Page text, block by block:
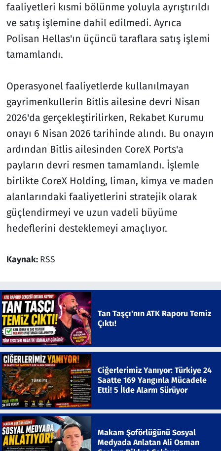
faaliyetleri kısmi bölünme yoluyla ayrıştırıldı
ve satış işlemine dahil edilmedi. Ayrıca
Polisan Hellas'ın üçüncü taraflara satış işlemi
tamamlandı.
Operasyonel faaliyetlerde kullanılmayan
gayrimenkullerin Bitlis ailesine devri Nisan
2026'da gerçekleştirilirken, Rekabet Kurumu
onayı 6 Nisan 2026 tarihinde alındı. Bu onayın
ardından Bitlis ailesinden CoreX Ports'a
payların devri resmen tamamlandı. İşlemle
birlikte CoreX Holding, liman, kimya ve maden
alanlarındaki faaliyetlerini stratejik olarak
güçlendirmeyi ve uzun vadeli büyüme
hedeflerini desteklemeyi amaçlıyor.
Kaynak: RSS
Tan Taşçı'nın ATK Raporu Temiz
Çıktı!
Ciğerlerimiz Yanıyor: Türkiye 24
Saatte 169 Yangınla Mücadele
Etti! 5 İlde Alarm Sürüyor
Makam Şoförlüğünü Sosyal
Medyada Anlatan Ali Osman